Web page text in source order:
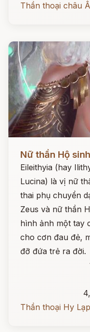
Thần thoại châu
Nữ thần Hộ
Eileithyia (hay
Lucina) là vị nữ
thai phụ chuyển
Zeus và nữ thần
hình ảnh một tay
cho cơn đau đẻ,
đỡ đứa trẻ ra đời.
Thần thoại Hy Lạp